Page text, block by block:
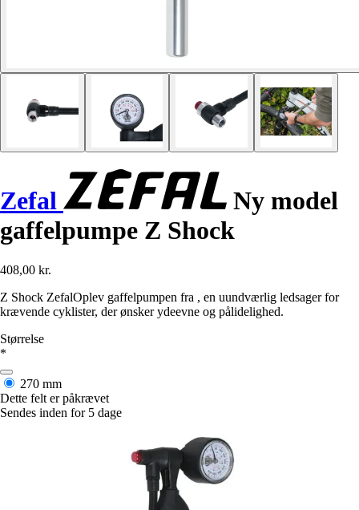
Zefal
Ny model
gaffelpumpe Z Shock
408,00 kr.
Z Shock ZefalOplev gaffelpumpen fra , en uundværlig ledsager for
krævende cyklister, der ønsker ydeevne og pålidelighed.
Størrelse
*
270 mm
Dette felt er påkrævet
Sendes inden for 5 dage